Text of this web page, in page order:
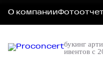
О компании
букинг
ивентов с